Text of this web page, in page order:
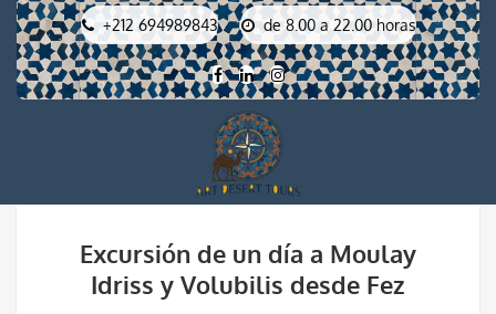
+212 694989843 de 8.00 a 22.00 horas
Excursión de un día a Moulay
Idriss y Volubilis desde Fez